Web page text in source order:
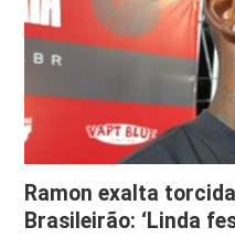
Ramon exalta
Brasileirão: ‘Linda